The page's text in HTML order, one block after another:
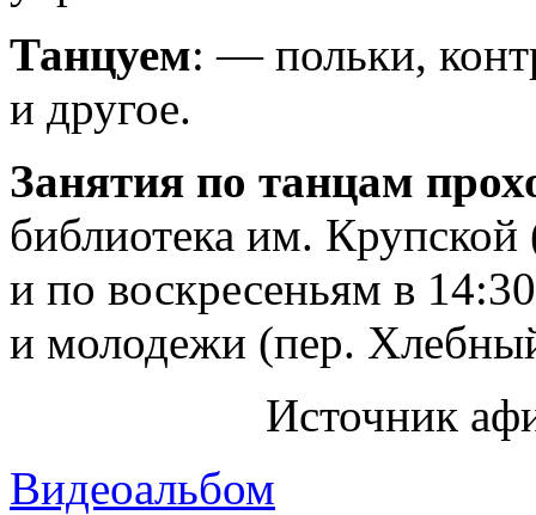
Танцуем: — польки,
и другое.
Занятия по танцам
библиотека им. Крупской
и по воскресеньям в
и молодежи (пер.
Источник
Видеоальбом